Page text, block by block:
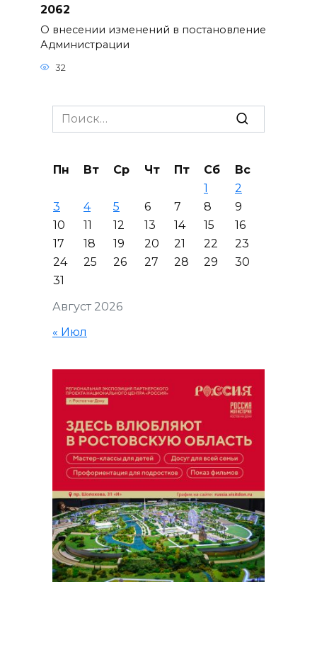
2062
О внесении изменений в постановление
Администрации
32
Search
for:
Август 2026
Пн Вт Ср Чт Пт Сб
Вс
1
2
3
4 5 6 7 8
9
10
11 12 13 14 15
16
17
18 19 20 21 22
23
24
25 26 27 28 29
30
31
« Июл